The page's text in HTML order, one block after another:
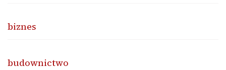
biznes
budownictwo